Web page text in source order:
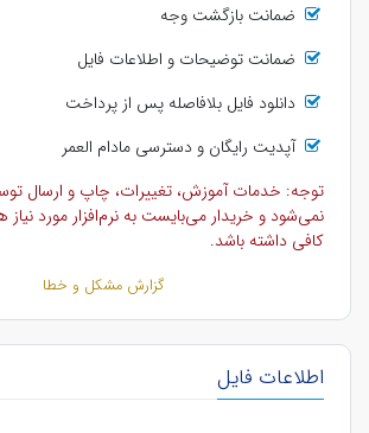
ضمانت بازگشت وجه
ضمانت توضیحات و اطلاعات فایل
دانلود فایل بلافاصله پس از پرداخت
آپدیت رایگان و دسترسی مادام العمر
توجه: خدمات آموزش، تغییرات، چاپ و ارسال
نمی‌شود و خریدار می‌بایست به نرم‌افزار مورد
کافی داشته باشد.
گزارش مشکل و خطا
اطلاعات فایل